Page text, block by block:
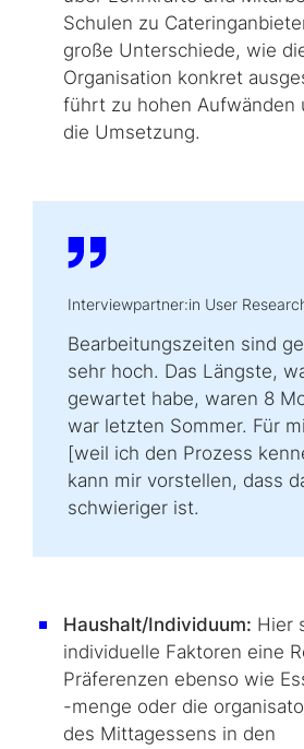
Schulen zu
große Unterschiede, wie
Organisation konkret
führt zu hohen Aufwänden
die Umsetzung.
Interviewpartner:in User
Bearbeitungszeiten sind
sehr hoch. Das Längste,
gewartet habe, waren 8
war letzten Sommer. Für
[weil ich den Prozess
kann mir vorstellen, dass
schwieriger ist.
Haushalt/Individuum: Hier
individuelle Faktoren eine
Präferenzen ebenso wie
-menge oder die
des Mittagessens in den